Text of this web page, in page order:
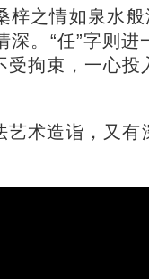
之情如泉水
。“任”字则
拘束，一心
术造诣，又